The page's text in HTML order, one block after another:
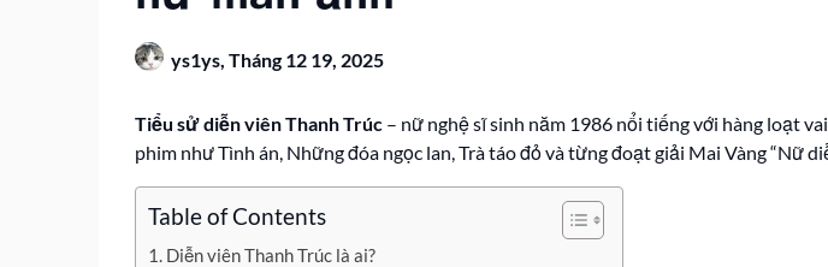
ys1ys, Tháng 12 19, 2025
Tiểu sử diễn viên Thanh Trúc – nữ nghệ sĩ sinh năm 1986 nổi tiếng với hàng loạt
phim như Tình án, Những đóa ngọc lan, Trà táo đỏ và từng đoạt giải Mai Vàng “Nữ
Table of Contents
Diễn viên Thanh Trúc là ai?